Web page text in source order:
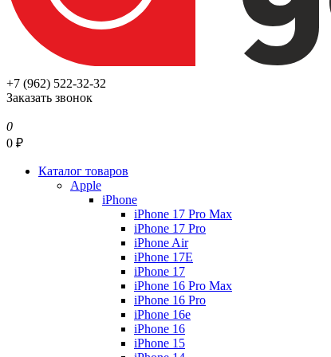
+7 (962) 522-32-32
Заказать звонок
0
0 ₽
Каталог товаров
Apple
iPhone
iPhone 17 Pro Max
iPhone 17 Pro
iPhone Air
iPhone 17E
iPhone 17
iPhone 16 Pro Max
iPhone 16 Pro
iPhone 16e
iPhone 16
iPhone 15